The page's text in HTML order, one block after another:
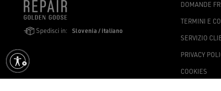
Spedisci in: Slovenia / italiano
DOMANDE
TERMINI E
SERVIZIO
PRIVACY
COOKIES